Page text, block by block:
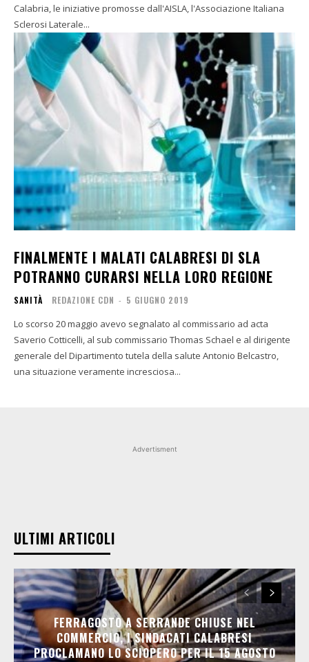
Calabria, le iniziative promosse dall'AISLA, l'Associazione Italiana
Sclerosi Laterale...
FINALMENTE I MALATI CALABRESI DI SLA
POTRANNO CURARSI NELLA LORO REGIONE
SANITÀ REDAZIONE CDN - 5 GIUGNO 2019
Lo scorso 20 maggio avevo segnalato al commissario ad acta
Saverio Cotticelli, al sub commissario Thomas Schael e al dirigente
generale del Dipartimento tutela della salute Antonio Belcastro,
una situazione veramente incresciosa...
Advertisment
ULTIMI ARTICOLI
FERRAGOSTO A SERRANDE CHIUSE NEL
COMMERCIO, I SINDACATI CALABRESI
PROCLAMANO LO SCIOPERO PER IL 15 AGOSTO